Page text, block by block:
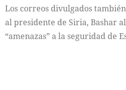
Los correos divulgados
al presidente de Siria, Bashar
“amenazas” a la seguridad de